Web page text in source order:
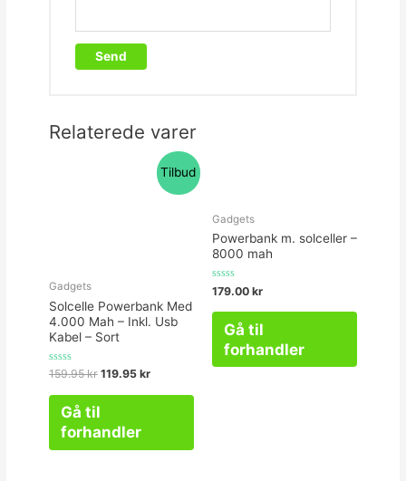
Relaterede varer
Tilbud
Gadgets
Solcelle Powerbank Med
4.000 Mah – Inkl. Usb
Kabel – Sort
Vurderet
159.95kr 119.95 kr
Gå til
forhandler
Gadgets
Powerbank m. solceller –
8000 mah
Vurderet
0
ud
179.00 kr
Gå til
forhandler